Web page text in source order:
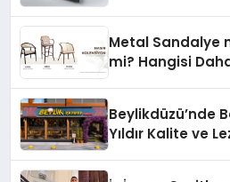
Metal Sandalye
mi? Hangisi
Beylikdüzü’nde
Yıldır Kalite ve